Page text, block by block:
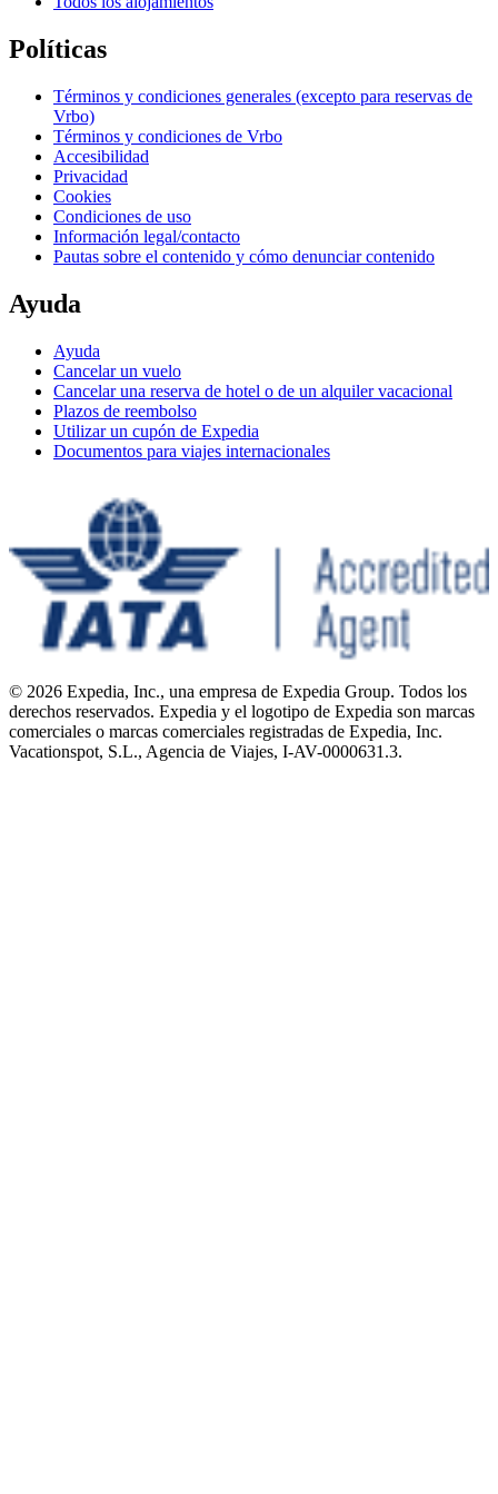
Políticas
Términos y condiciones generales (excepto para reservas de
Vrbo)
Términos y condiciones de Vrbo
Accesibilidad
Privacidad
Cookies
Condiciones de uso
Información legal/contacto
Pautas sobre el contenido y cómo denunciar contenido
Ayuda
Ayuda
Cancelar un vuelo
Cancelar una reserva de hotel o de un alquiler vacacional
Plazos de reembolso
Utilizar un cupón de Expedia
Documentos para viajes internacionales
© 2026 Expedia, Inc., una empresa de Expedia Group. Todos los
derechos reservados. Expedia y el logotipo de Expedia son marcas
comerciales o marcas comerciales registradas de Expedia, Inc.
Vacationspot, S.L., Agencia de Viajes, I-AV-0000631.3.